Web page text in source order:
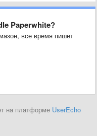
Paperwhite?
все время пишет
на платформе UserEcho